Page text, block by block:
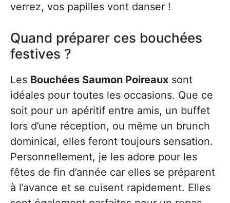
verrez, vos papilles vont danser !
Quand préparer ces bouchées
festives ?
Les Bouchées Saumon Poireaux sont
idéales pour toutes les occasions. Que ce
soit pour un apéritif entre amis, un buffet
lors d’une réception, ou même un brunch
dominical, elles feront toujours sensation.
Personnellement, je les adore pour les
fêtes de fin d’année car elles se préparent
à l’avance et se cuisent rapidement. Elles